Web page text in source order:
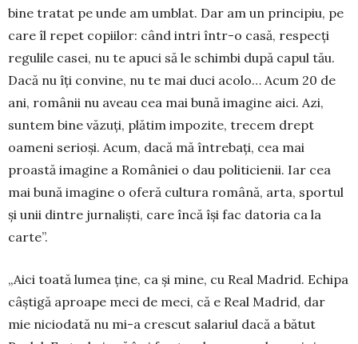
bine tratat pe unde am umblat. Dar am un principiu, pe
care îl repet copiilor: când intri într-o casă, respecți
regulile casei, nu te apuci să le schimbi după capul tău.
Dacă nu îți convine, nu te mai duci acolo… Acum 20 de
ani, românii nu aveau cea mai bună imagine aici. Azi,
suntem bine văzuți, plătim impozite, trecem drept
oameni serioși. Acum, dacă mă întrebați, cea mai
proastă imagine a României o dau politicienii. Iar cea
mai bună imagine o ofe­ră cultura română, arta, sportul
și unii dintre jurnaliști, care încă își fac datoria ca la
carte”.
„Aici toată lumea ține, ca și mine, cu Real Madrid. Echipa
câștigă aproape meci de meci, că e Real Madrid, dar
mie niciodată nu mi-a crescut salariul dacă a bătut